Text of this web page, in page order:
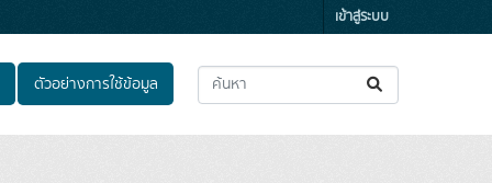
เข้าสู่ระบบ
ตัวอย่างการใช้ข้อมูล